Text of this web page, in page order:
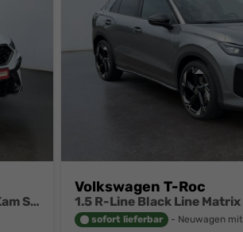
FR 1.5 TSI DSG Mo26 ACC 2Zokl 2xPDC Kam SHZ Full Link
Volkswagen T-Roc
sofort lieferbar Neuwagen